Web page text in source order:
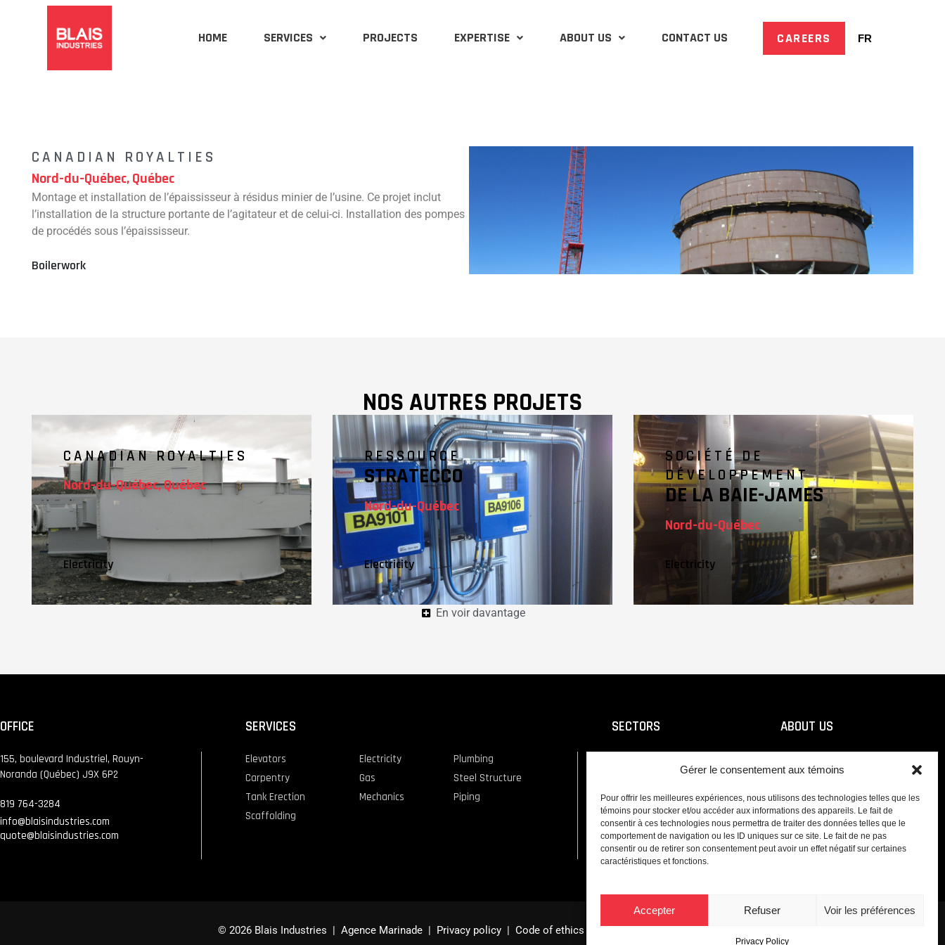
Gérer le consentement aux témoins
Pour offrir les meilleures expériences, nous utilisons des technologies telles que les
témoins pour stocker et/ou accéder aux informations des appareils. Le fait de
consentir à ces technologies nous permettra de traiter des données telles que le
comportement de navigation ou les ID uniques sur ce site. Le fait de ne pas
consentir ou de retirer son consentement peut avoir un effet négatif sur certaines
caractéristiques et fonctions.
Accepter Refuser Voir les préférences
Privacy Policy
HOME SERVICES PROJECTS EXPERTISE ABOUT US CONTACT US CAREERS FR
CANADIAN ROYALTIES
Nord-du-Québec, Québec
Montage et installation de l’épaississeur à résidus minier de l’usine. Ce projet inclut
l’installation de la structure portante de l’agitateur et de celui-ci. Installation des pompes
de procédés sous l’épaississeur.
Boilerwork
NOS AUTRES PROJETS
CANADIAN ROYALTIES
Nord-du-Québec, Québec
Electricity
RESSOURCE
STRATECCO
Nord-du-Québec
Electricity
SOCIÉTÉ DE
DÉVELOPPEMENT
DE LA BAIE-JAMES
Nord-du-Québec
Electricity
En voir davantage
OFFICE SERVICES SECTORS ABOUT US
155, boulevard Industriel, Rouyn-
Noranda (Québec) J9X 6P2
819 764-3284
info@blaisindustries.com
quote@blaisindustries.com
Elevators
Carpentry
Tank Erection
Scaffolding
Electricity
Gas
Mechanics
Plumbing
Steel Structure
Piping
Residential
Certifications and Related
Companies
Team
© 2026 Blais Industries | Agence Marinade| Privacy policy| Code of ethics